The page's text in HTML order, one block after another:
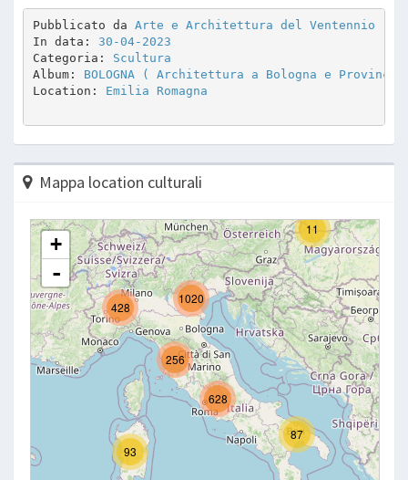
Pubblicato da Arte e Architettura del Ventennio
In data: 30-04-2023
Categoria: Scultura
Album: BOLOGNA ( Architettura a Bologna e
Location: Emilia Romagna
Mappa location culturali